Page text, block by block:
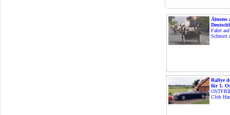
Ältestes
Fahrt
Schmitt
Rallye
für 1.
Club